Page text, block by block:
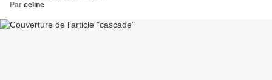
Par celine